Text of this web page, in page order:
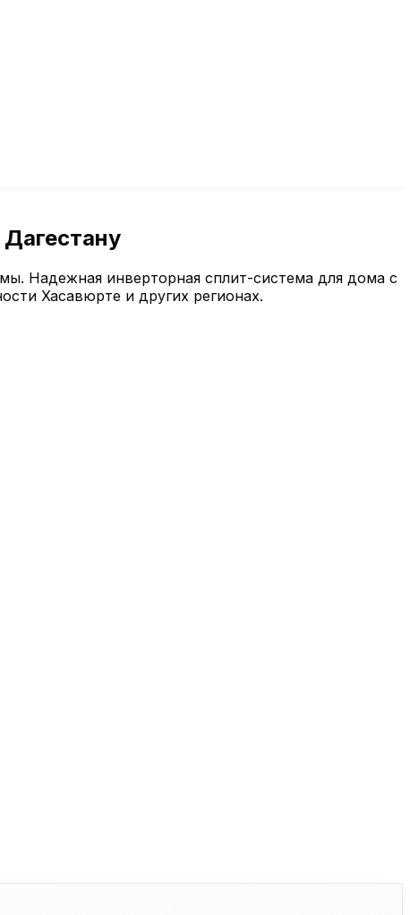
Надежная инверторная сплит-система для дома с
Хасавюрте и других регионах.